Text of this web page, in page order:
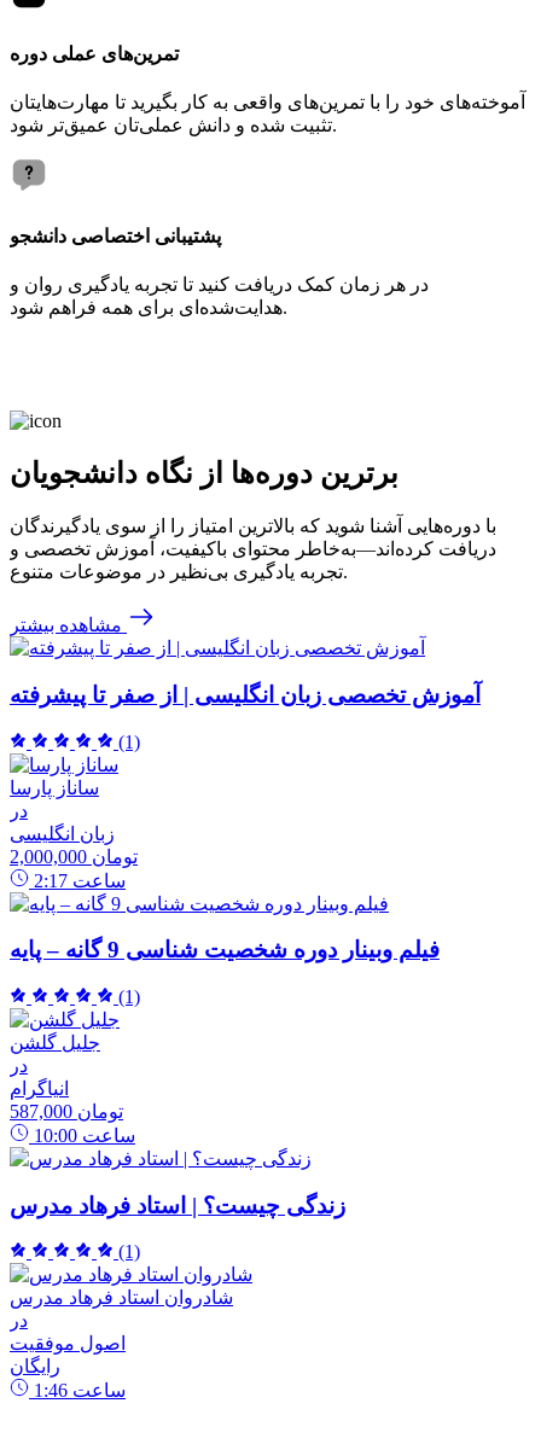
تمرین‌های عملی دوره
آموخته‌های خود را با تمرین‌های واقعی به کار بگیرید تا مهارت‌هایتان
تثبیت شده و دانش عملی‌تان عمیق‌تر شود.
پشتیبانی اختصاصی دانشجو
در هر زمان کمک دریافت کنید تا تجربه یادگیری روان و
هدایت‌شده‌ای برای همه فراهم شود.
برترین دوره‌ها از نگاه دانشجویان
با دوره‌هایی آشنا شوید که بالاترین امتیاز را از سوی یادگیرندگان
دریافت کرده‌اند—به‌خاطر محتوای باکیفیت، آموزش تخصصی و
تجربه یادگیری بی‌نظیر در موضوعات متنوع.
مشاهده بیشتر
آموزش تخصصی زبان انگلیسی | از صفر تا پیشرفته
(1)
ساناز پارسا
در
زبان انگلیسی
2,000,000 تومان
2:17 ساعت
فیلم وبینار دوره شخصیت شناسی 9 گانه – پایه
(1)
جلیل گلشن
در
انیاگرام
587,000 تومان
10:00 ساعت
زندگی چیست؟ | استاد فرهاد مدرس
(1)
شادروان استاد فرهاد مدرس
در
اصول موفقیت
رایگان
1:46 ساعت